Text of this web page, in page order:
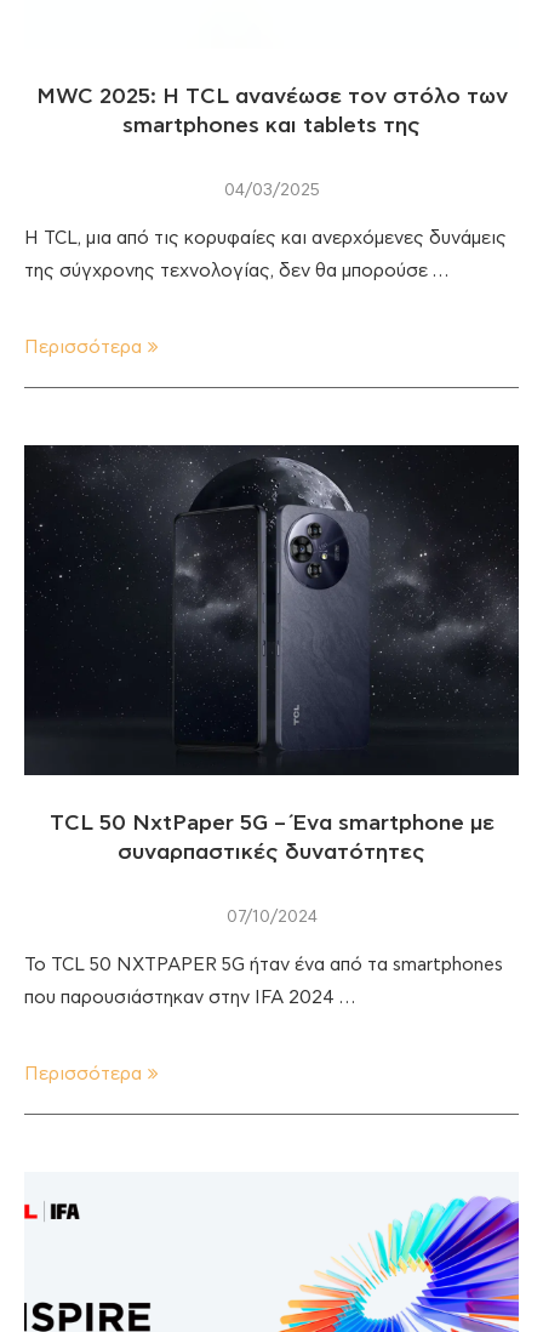
MWC 2025: H TCL ανανέωσε τον στόλο των
smartphones και tablets της
04/03/2025
Η TCL, μια από τις κορυφαίες και ανερχόμενες δυνάμεις
της σύγχρονης τεχνολογίας, δεν θα μπορούσε …
Περισσότερα
TCL 50 NxtPaper 5G – Ένα smartphone με
συναρπαστικές δυνατότητες
07/10/2024
To TCL 50 NXTPAPER 5G ήταν ένα από τα smartphones
που παρουσιάστηκαν στην IFA 2024 …
Περισσότερα